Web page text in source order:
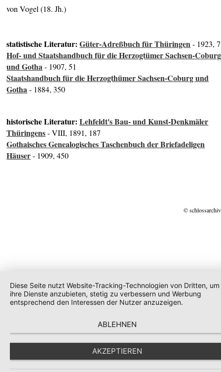
von Vogel (18. Jh.)
statistische Literatur:Güter-Adreßbuch für Thüringen- 1923,
Hof- und Staatshandbuch für die Herzogtümer Sachsen-Coburg
und Gotha- 1907, 51
Staatshandbuch für die Herzogthümer Sachsen-Coburg und
Gotha- 1884, 350
historische Literatur:Lehfeldt's Bau- und Kunst-Denkmäler
Thüringens- VIII, 1891, 187
Gothaisches Genealogisches Taschenbuch der Briefadeligen
Häuser- 1909, 450
©
Diese Seite nutzt Website-Tracking-Technologien von Dritten, um
ihre Dienste anzubieten, stetig zu verbessern und Werbung
entsprechend den Interessen der Nutzer anzuzeigen.
ABLEHNEN
AKZEPTIEREN